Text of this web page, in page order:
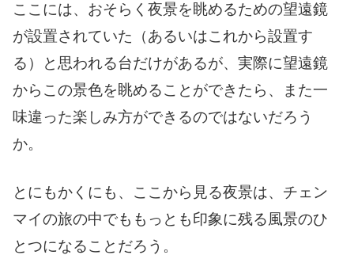
ここには、おそらく夜景を眺めるための望遠鏡
が設置されていた（あるいはこれから設置す
る）と思われる台だけがあるが、実際に望遠鏡
からこの景色を眺めることができたら、また一
味違った楽しみ方ができるのではないだろう
か。
とにもかくにも、ここから見る夜景は、チェン
マイの旅の中でももっとも印象に残る風景のひ
とつになることだろう。